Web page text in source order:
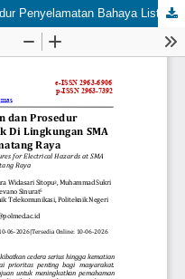
Sosialisasi Pencegahan dan Prosedur Penyelamatan Bahaya Listrik Di Lingkungan SMA Swasta GKPS 1 Pematang Raya